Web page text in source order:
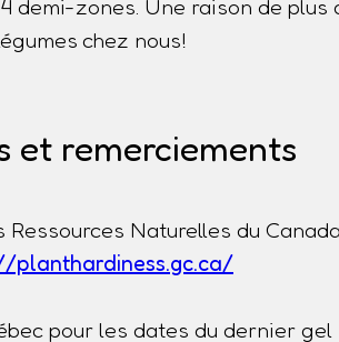
demi-zones. Une raison de plus
chez nous!
et remerciements
Naturelles du Canada
planthardiness.gc.ca/
pour les dates du dernier gel